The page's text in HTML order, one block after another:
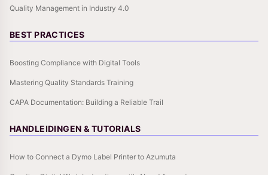
Quality Management in Industry 4.0
BEST PRACTICES
Boosting Compliance with Digital Tools
Mastering Quality Standards Training
CAPA Documentation: Building a Reliable Trail
HANDLEIDINGEN & TUTORIALS
How to Connect a Dymo Label Printer to Azumuta